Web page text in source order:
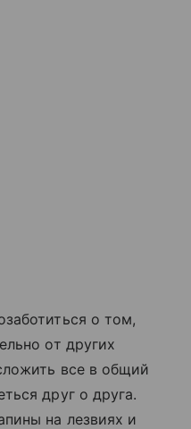
о том,
от других
все в общий
друг о друга.
на лезвиях и